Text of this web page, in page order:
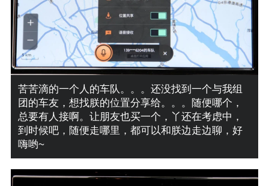
苦苦滴的一个人的车队。。。还没找到一个与我组
团的车友，想找朕的位置分享给。。。随便哪个，
总要有人接啊。让朋友也买一个，丫还在考虑中，
到时候吧，随便走哪里，都可以和朕边走边聊，好
嗨哟~